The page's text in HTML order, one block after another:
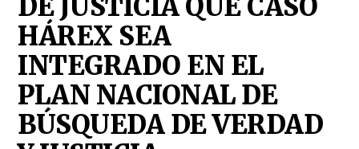
DE JUSTICIA QUE CASO
HÁREX SEA
INTEGRADO EN EL
PLAN NACIONAL DE
BÚSQUEDA DE VERDAD